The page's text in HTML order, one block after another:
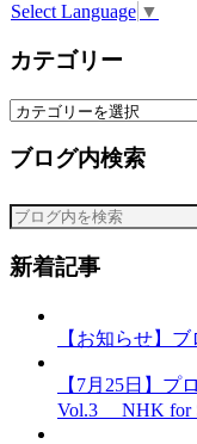
Select Language ▼
カテゴリー
カ
ゴ
ー
ブログ内検索
新着記事
【お知らせ】
【7月25日】プ
Vol.3 NHK for